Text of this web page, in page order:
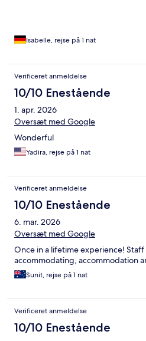
Isabelle, rejse på 1 nat
Verificeret anmeldelse
10/10 Enestående
1. apr. 2026
Oversæt med Google
Wonderful
Yadira, rejse på 1 nat
Verificeret anmeldelse
10/10 Enestående
6. mar. 2026
Oversæt med Google
Once in a lifetime experience!
accommodating, accommodation
Sunit, rejse på 1 nat
Verificeret anmeldelse
10/10 Enestående